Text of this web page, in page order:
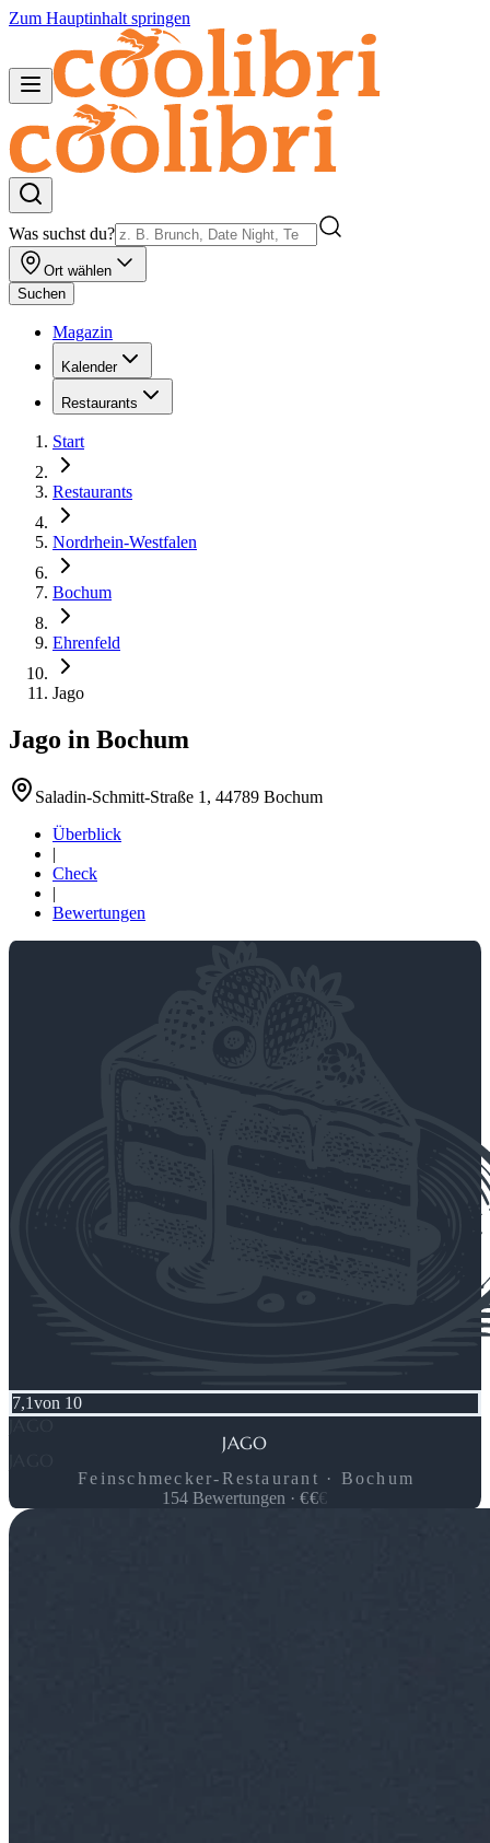
Zum Hauptinhalt springen
Was suchst du?
Ort wählen
Suchen
Magazin
Kalender
Restaurants
Start
Restaurants
Nordrhein-Westfalen
Bochum
Ehrenfeld
Jago
Jago in Bochum
Saladin-Schmitt-Straße 1, 44789 Bochum
Überblick
|
Check
|
Bewertungen
7,1von 10
JAGO
Feinschmecker-Restaurant · Bochum
154 Bewertungen ·€€€